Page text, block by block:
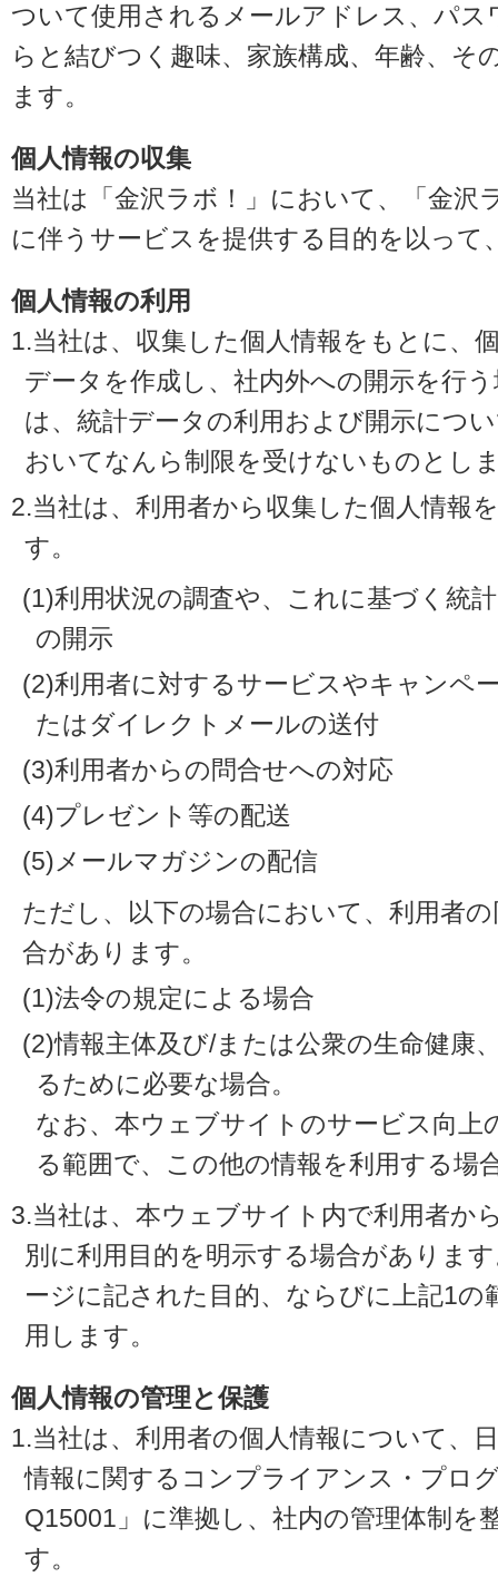
ついて使用されるメールアドレス、パ
らと結びつく趣味、家族構成、年齢、そ
ます。
個人情報の収集
当社は「金沢ラボ！」において、「金沢
に伴うサービスを提供する目的を以って
個人情報の利用
1.当社は、収集した個人情報をもとに、
データを作成し、社内外への開示を行
は、統計データの利用および開示につ
おいてなんら制限を受けないものとし
2.当社は、利用者から収集した個人情報
す。
(1)利用状況の調査や、これに基づく統
の開示
(2)利用者に対するサービスやキャンペ
たはダイレクトメールの送付
(3)利用者からの問合せへの対応
(4)プレゼント等の配送
(5)メールマガジンの配信
ただし、以下の場合において、利用者
合があります。
(1)法令の規定による場合
(2)情報主体及び/または公衆の生命健康
るために必要な場合。
なお、本ウェブサイトのサービス向上
る範囲で、この他の情報を利用する場
3.当社は、本ウェブサイト内で利用者か
別に利用目的を明示する場合がありま
ージに記された目的、ならびに上記1の
用します。
個人情報の管理と保護
1.当社は、利用者の個人情報について、
情報に関するコンプライアンス・プロ
Q15001」に準拠し、社内の管理体制を
す。